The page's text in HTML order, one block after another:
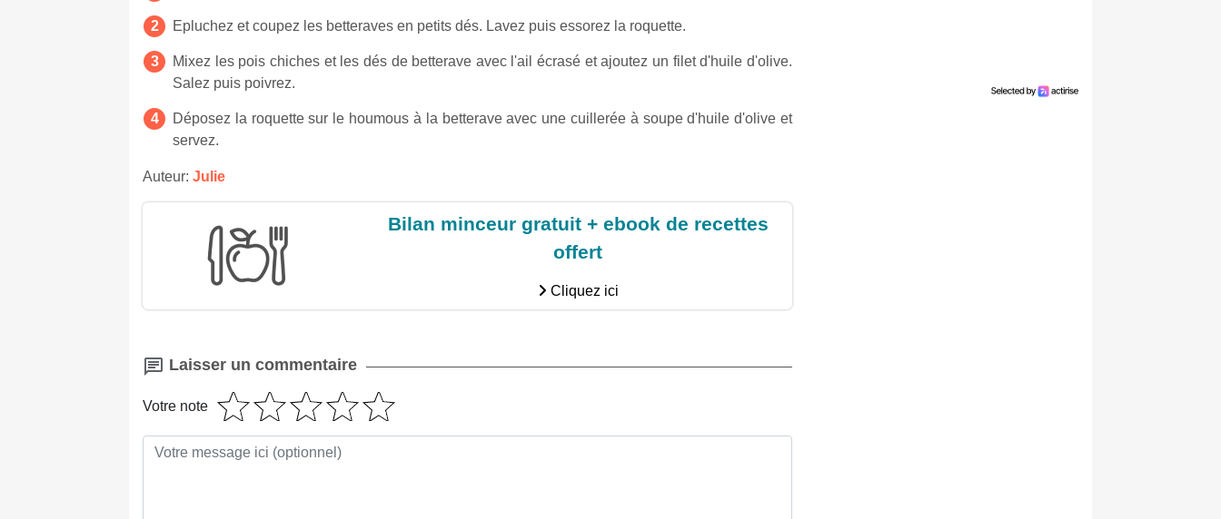
Epluchez et coupez les betteraves en petits dés. Lavez puis essorez la roquette.
Mixez les pois chiches et les dés de betterave avec l'ail écrasé et ajoutez un filet d'huile d'olive.
Salez puis poivrez.
Déposez la roquette sur le houmous à la betterave avec une cuillerée à soupe d'huile d'olive et
servez.
Auteur: Julie
Bilan minceur gratuit + ebook de recettes
offert
Cliquez ici
Laisser un commentaire
Votre note